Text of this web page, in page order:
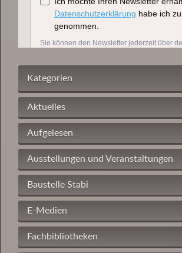
Kategorien
Aktuelles
Aufgelesen
Ausstellungen und Veranstaltungen
Baustelle Stabi
E-Medien
Fachbibliotheken